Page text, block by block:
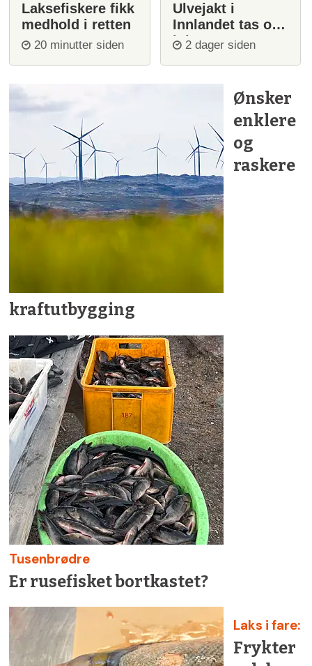
Laksefiskere fikk
medhold i retten
20 minutter siden
Ulvejakt i
Innlandet tas opp
igjen
2 dager siden
Ønsker
enklere
og
raskere
kraftutbygging
Tusenbrødre
Er rusefisket bortkastet?
Laks i fare:
Frykter